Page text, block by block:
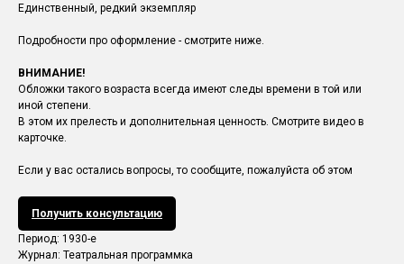
Единственный, редкий экземпляр
Подробности про оформление - смотрите ниже.
ВНИМАНИЕ!
Обложки такого возраста всегда имеют следы времени в той или
иной степени.
В этом их прелесть и дополнительная ценность. Смотрите видео в
карточке.
Если у вас остались вопросы, то сообщите, пожалуйста об этом
Получить консультацию
Период: 1930-е
Журнал: Театральная программка